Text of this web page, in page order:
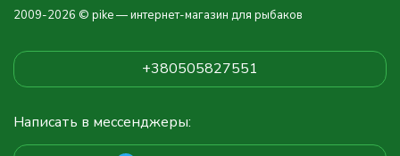
2009-2026 © pike — интернет-магазин для рыбаков
+380505827551
Написать в мессенджеры: